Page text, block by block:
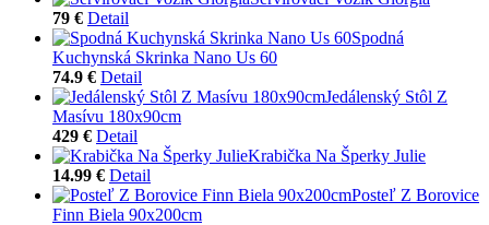
79 € Detail
Spodná
Kuchynská Skrinka Nano Us 60
74.9 € Detail
Jedálenský Stôl Z
Masívu 180x90cm
429 € Detail
Krabička Na Šperky Julie
14.99 € Detail
Posteľ Z Borovice
Finn Biela 90x200cm